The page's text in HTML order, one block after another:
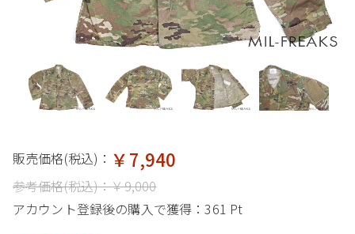
販売価格(税込)： ￥7,940
参考価格(税込)：￥9,000
アカウント登録後の購入で獲得：361 Pt